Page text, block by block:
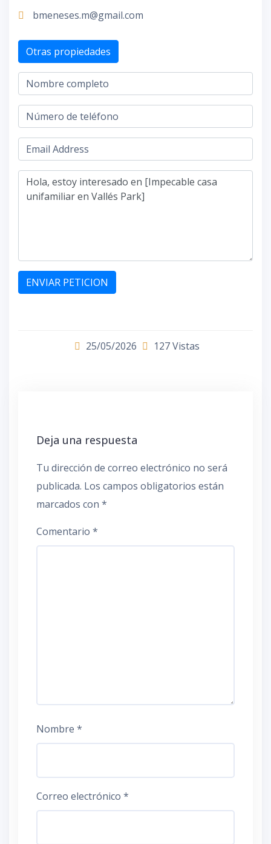
bmeneses.m@gmail.com
Otras propiedades
ENVIAR PETICION
25/05/2026 127 Vistas
Deja una respuesta
Tu dirección de correo electrónico no será
publicada. Los campos obligatorios están
marcados con *
Comentario *
Nombre *
Correo electrónico *